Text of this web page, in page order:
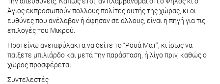
Άγιος εκπροσωπούν πολλους πολίτες αυτής της χώρας, κι οι
ευθύνες που ανέλαβαν ή άφησαν σε άλλους, είναι η πηγή για τις
επιλογές του Μικρού.
Προτείνω ανεπιφύλακτα να δείτε το “Ρουά Ματ”, κι ίσως να
παιξετε μπιλιάρδο και μετά την παράσταση, ή λίγο πριν, καθώς ο
χώρος προσφέρεται.
Συντελεστές